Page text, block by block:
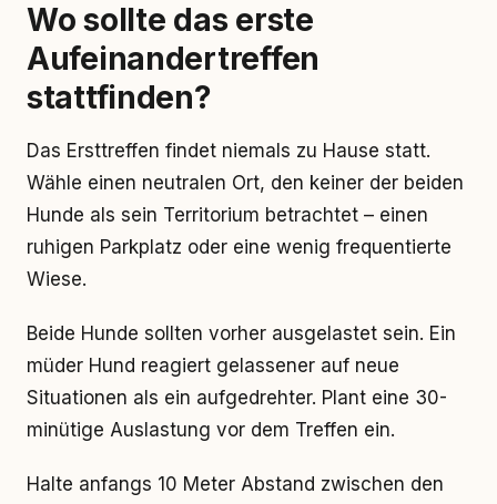
Wo sollte das erste
Aufeinandertreffen
stattfinden?
Das Ersttreffen findet niemals zu Hause statt.
Wähle einen neutralen Ort, den keiner der beiden
Hunde als sein Territorium betrachtet – einen
ruhigen Parkplatz oder eine wenig frequentierte
Wiese.
Beide Hunde sollten vorher ausgelastet sein. Ein
müder Hund reagiert gelassener auf neue
Situationen als ein aufgedrehter. Plant eine 30-
minütige Auslastung vor dem Treffen ein.
Halte anfangs 10 Meter Abstand zwischen den